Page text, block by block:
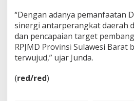
“Dengan adanya pemanfaatan
sinergi antarperangkat daerah
dan pencapaian target
RPJMD Provinsi Sulawesi Barat
terwujud,” ujar Junda.
(red/red)